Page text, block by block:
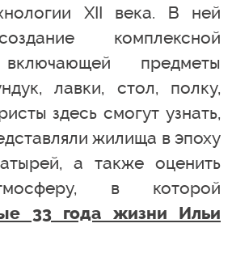
XII века. В ней
комплексной
включающей предметы
лавки, стол, полку,
здесь смогут узнать,
жилища в эпоху
а также оценить
в которой
33 года жизни Ильи